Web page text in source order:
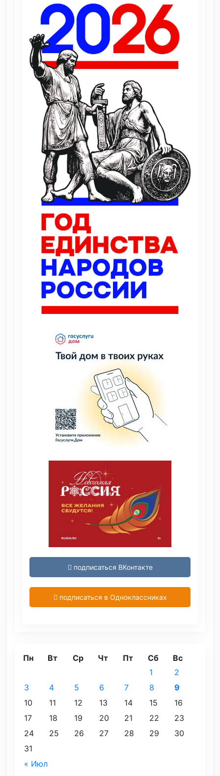
подписаться ВКонтакте
подписаться в Одноклассниках
Пн Вт Ср Чт Пт Сб Вс
« Июл
1
2
3
4 5 6 7 8
9
10
11 12 13 14 15
16
17
18 19 20 21 22
23
24
25 26 27 28 29
30
31